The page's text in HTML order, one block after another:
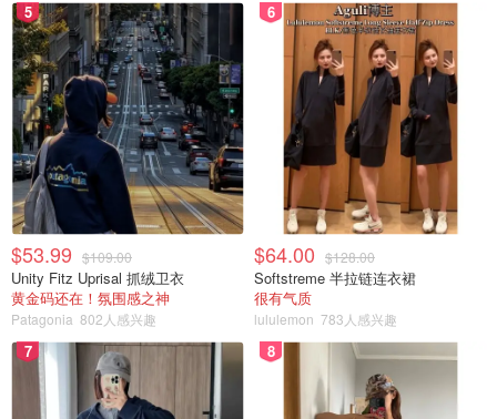
5
$53.99 $109.00
Unity Fitz Uprisal 抓绒卫衣
黄金码还在！氛围感之神
Patagonia 802人感兴趣
6
$64.00 $128.00
Softstreme 半拉链连衣裙
很有气质
lululemon 783人感兴趣
7 8